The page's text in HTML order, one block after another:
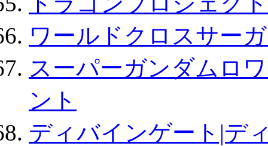
ワールドクロスサー
スーパーガンダムロ
ント
ディバインゲート|デ